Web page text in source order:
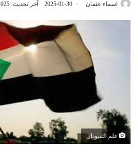
اسماء عثمان 2025-01-30 آخر تحديث: 2025-01-30
علم السودان